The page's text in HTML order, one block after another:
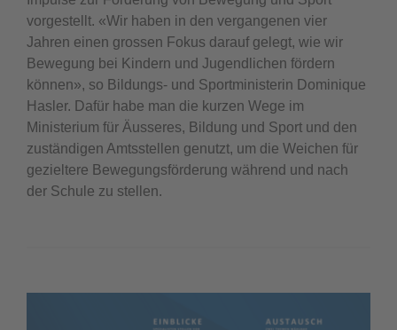
vorgestellt. «Wir haben in den vergangenen vier
Jahren einen grossen Fokus darauf gelegt, wie wir
Bewegung bei Kindern und Jugendlichen fördern
können», so Bildungs- und Sportministerin Dominique
Hasler. Dafür habe man die kurzen Wege im
Ministerium für Äusseres, Bildung und Sport und den
zuständigen Amtsstellen genutzt, um die Weichen für
gezieltere Bewegungsförderung während und nach
der Schule zu stellen.